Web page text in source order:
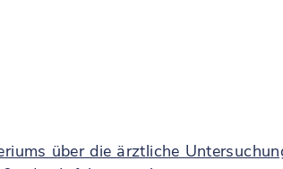
über die ärztliche